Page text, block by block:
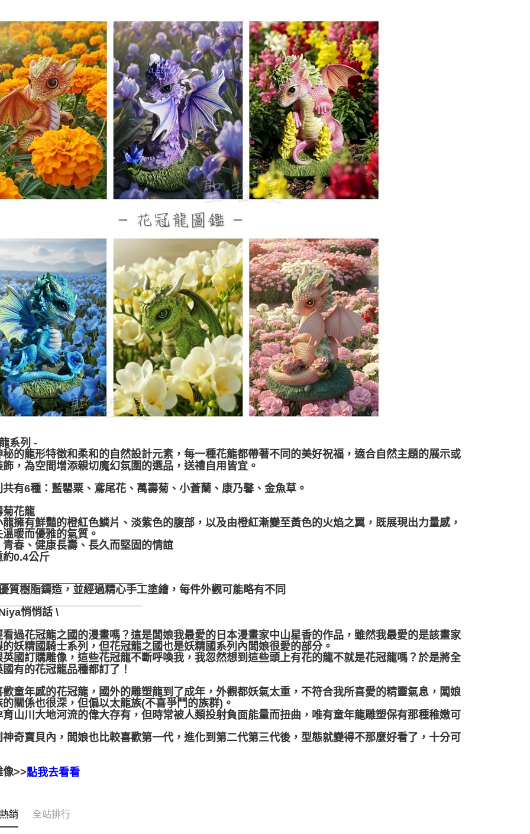
系列 -
秘的龍形特徵和柔和的自然設計元素，每一種花龍都帶著不同的美好祝福，適合自然主題的展示或
飾，為空間增添親切魔幻氛圍的選品，送禮自用皆宜。
共有6種：藍罌粟、鳶尾花、萬壽菊、小蒼蘭、康乃馨、金魚草。
菊花龍
龍擁有鮮豔的橙紅色鱗片、淡紫色的腹部，以及由橙紅漸變至黃色的火焰之翼，既展現出力量感，
暖而優雅的氣質。
青春、健康長壽、長久而堅固的情誼
約0.4公斤
質樹脂鑄造，並經過精心手工塗繪，每件外觀可能略有不同
悄悄話 \
看過花冠龍之國的漫畫嗎？這是闆娘我最愛的日本漫畫家中山星香的作品，雖然我最愛的是該畫家
的妖精國騎士系列，但花冠龍之國也是妖精國系列內闆娘很愛的部分。
英國訂購雕像，這些花冠龍不斷呼喚我，我忽然想到這些頭上有花的龍不就是花冠龍嗎？於是將全
有的花冠龍品種都訂了！
歡童年感的花冠龍，國外的雕塑龍到了成年，外觀都妖氣太重，不符合我所喜愛的精靈氣息，闆娘
的關係也很深，但偏以太龍族(不喜爭鬥的族群)。
育山川大地河流的偉大存有，但時常被人類投射負面能量而扭曲，唯有童年龍雕塑保有那種稚嫩可
神奇寶貝內，闆娘也比較喜歡第一代，進化到第二代第三代後，型態就變得不那麼好看了，十分可
像>>點我去看看
銷 全站排行